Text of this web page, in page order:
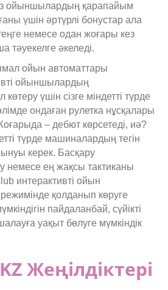
ойыншылардың қарапайым
үшін әртүрлі бонустар ала
немесе одан жоғары кез
тәуекелге әкеледі.
ойын автоматтары
ойыншылардың
үшін сізге міндетті түрде
ондаған рулетка нұсқалары
– дебют көрсетеді, иә?
түрде машиналардың тегін
керек. Басқару
немесе ең жақсы тактиканы
интерактивті ойын
қолданып көруге
пайдаланбай, сүйікті
уақыт бөлуге мүмкіндік
Жеңілдіктері